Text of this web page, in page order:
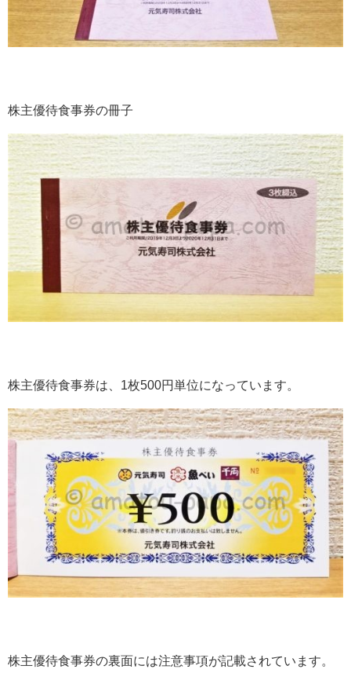
株主優待食事券の冊子
株主優待食事券は、1枚500円単位になっています。
株主優待食事券の裏面には注意事項が記載されています。